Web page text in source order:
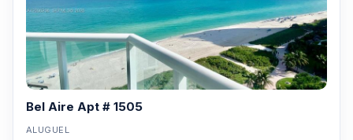
Bel Aire Apt # 1505
ALUGUEL